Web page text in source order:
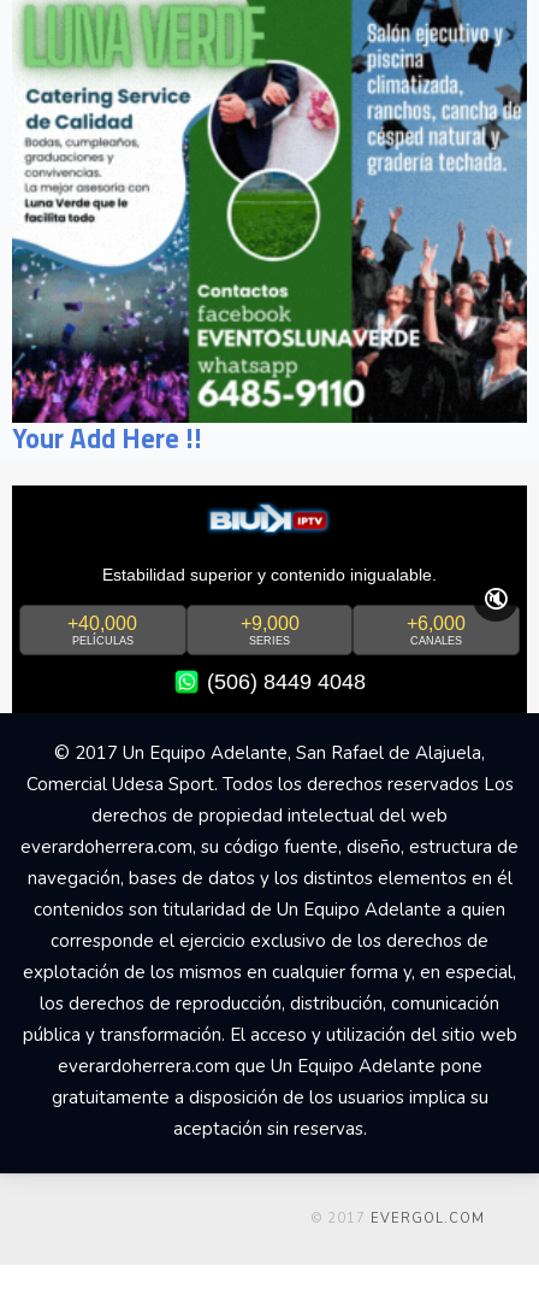
Your Add Here !!
Estabilidad superior y contenido inigualable.
+40,000
PELÍCULAS
+9,000
SERIES
+6,000
CANALES
(506) 8449 4048
🔇
© 2017 Un Equipo Adelante, San Rafael de Alajuela,
Comercial Udesa Sport. Todos los derechos reservados Los
derechos de propiedad intelectual del web
everardoherrera.com, su código fuente, diseño, estructura de
navegación, bases de datos y los distintos elementos en él
contenidos son titularidad de Un Equipo Adelante a quien
corresponde el ejercicio exclusivo de los derechos de
explotación de los mismos en cualquier forma y, en especial,
los derechos de reproducción, distribución, comunicación
pública y transformación. El acceso y utilización del sitio web
everardoherrera.com que Un Equipo Adelante pone
gratuitamente a disposición de los usuarios implica su
aceptación sin reservas.
© 2017 EVERGOL.COM